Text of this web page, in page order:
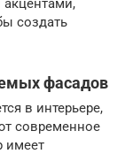
акцентами,
создать
фасадов
в интерьере,
современное
имеет